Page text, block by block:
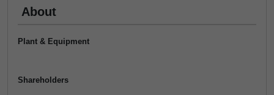
About
Plant & Equipment
Shareholders